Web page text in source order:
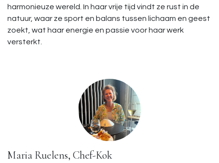
harmonieuze wereld. In haar vrije tijd vindt ze rust in de
natuur, waar ze sport en balans tussen lichaam en geest
zoekt, wat haar energie en passie voor haar werk
versterkt.
Maria Ruelens, Chef-Kok